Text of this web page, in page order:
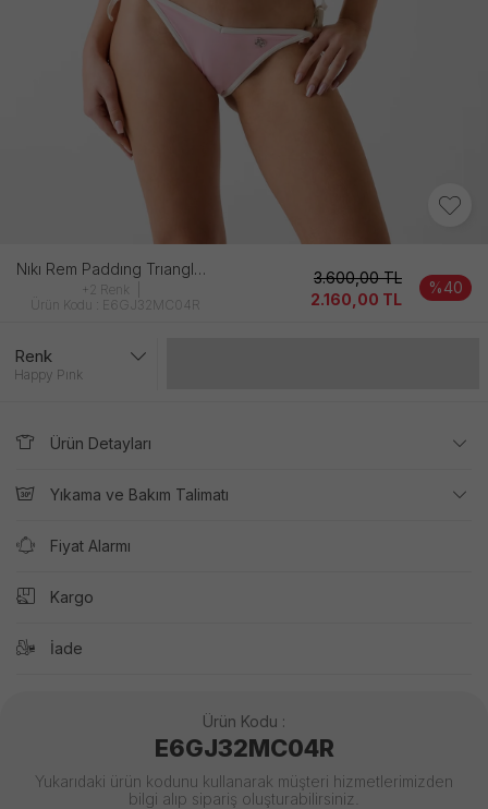
Nıkı Rem Paddıng Trıangle Kadın Pembe
+2 Renk
Ürün Kodu : E6GJ32MC04R
3.600,00TL
2.160,00 TL
%40
Renk
Happy Pınk
Ürün Detayları
Yıkama ve Bakım Talimatı
Fiyat Alarmı
Kargo
İade
Ürün Kodu :
E6GJ32MC04R
Yukarıdaki ürün kodunu kullanarak müşteri hizmetlerimizden
bilgi alıp sipariş oluşturabilirsiniz.